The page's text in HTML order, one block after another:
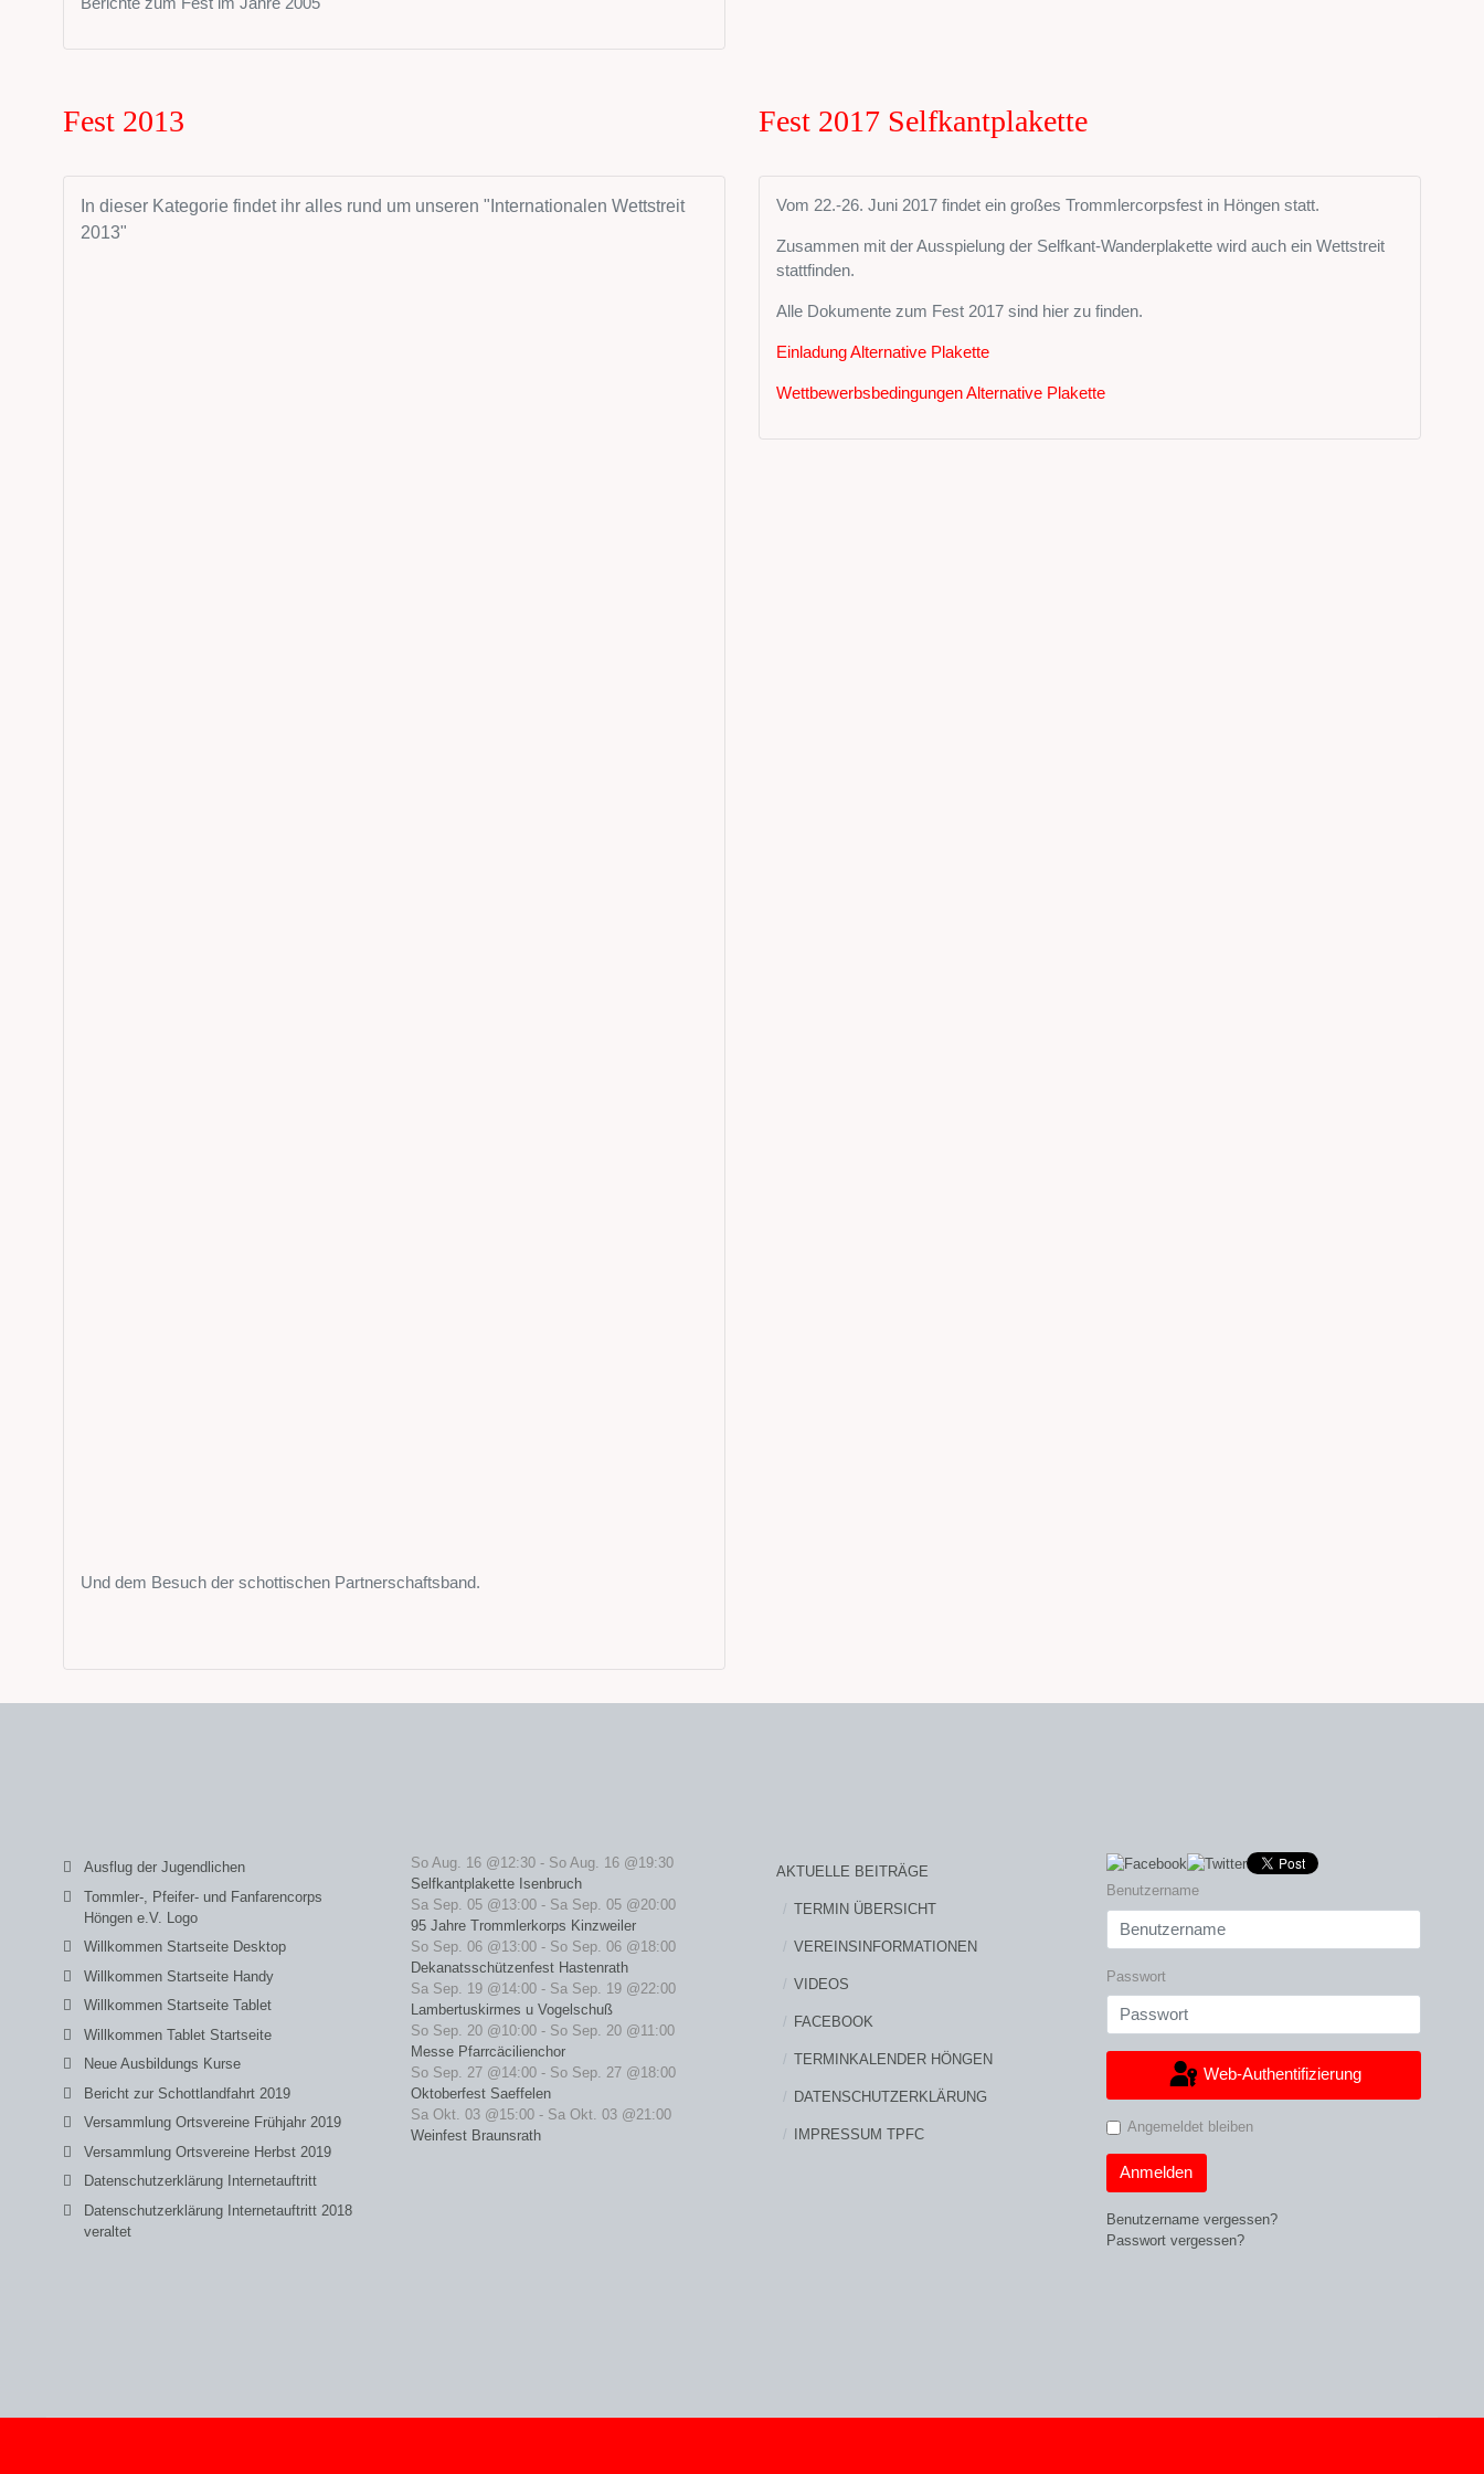
Fest 2013
In dieser Kategorie findet ihr alles rund um unseren "Internationalen Wettstreit
2013"
Und dem Besuch der schottischen Partnerschaftsband.
Fest 2017 Selfkantplakette
Vom 22.-26. Juni 2017 findet ein großes Trommlercorpsfest in Höngen statt.
Zusammen mit der Ausspielung der Selfkant-Wanderplakette wird auch ein Wettstreit
stattfinden.
Alle Dokumente zum Fest 2017 sind hier zu finden.
Einladung Alternative Plakette
Wettbewerbsbedingungen Alternative Plakette
Ausflug der Jugendlichen
Tommler-, Pfeifer- und Fanfarencorps
Höngen e.V. Logo
Willkommen Startseite Desktop
Willkommen Startseite Handy
Willkommen Startseite Tablet
Willkommen Tablet Startseite
Neue Ausbildungs Kurse
Bericht zur Schottlandfahrt 2019
Versammlung Ortsvereine Frühjahr 2019
Versammlung Ortsvereine Herbst 2019
Datenschutzerklärung Internetauftritt
Datenschutzerklärung Internetauftritt 2018
veraltet
So Aug. 16 @12:30 - So Aug. 16 @19:30
Selfkantplakette Isenbruch
Sa Sep. 05 @13:00 - Sa Sep. 05 @20:00
95 Jahre Trommlerkorps Kinzweiler
So Sep. 06 @13:00 - So Sep. 06 @18:00
Dekanatsschützenfest Hastenrath
Sa Sep. 19 @14:00 - Sa Sep. 19 @22:00
Lambertuskirmes u Vogelschuß
So Sep. 20 @10:00 - So Sep. 20 @11:00
Messe Pfarrcäcilienchor
So Sep. 27 @14:00 - So Sep. 27 @18:00
Oktoberfest Saeffelen
Sa Okt. 03 @15:00 - Sa Okt. 03 @21:00
Weinfest Braunsrath
AKTUELLE BEITRÄGE
TERMIN ÜBERSICHT
VEREINSINFORMATIONEN
VIDEOS
FACEBOOK
TERMINKALENDER HÖNGEN
DATENSCHUTZERKLÄRUNG
IMPRESSUM TPFC
Benutzername
Passwort
Web-Authentifizierung
Angemeldet bleiben
Anmelden
Benutzername vergessen?
Passwort vergessen?